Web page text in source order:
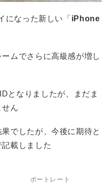
になった新しい「 iPhone
ムでさらに高級感が増し
となりましたが、まだま
ん
でしたが、今後に期待と
載しました
ポートレート